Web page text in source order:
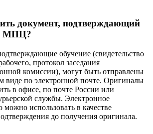
документ, подтверждающий
МПЦ?
обучение (свидетельство
протокол заседания
комиссии), могут быть отправлены
виде по электронной почте. Оригиналы
в офисе, по почте России или
службы. Электронное
можно использовать в качестве
до получения оригинала.